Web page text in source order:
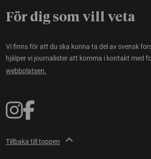
För dig som vill veta
Vi finns för att du ska kunna ta del av svensk
hjälper vi journalister att komma i kontakt med
webbplatsen.
Tillbaka till toppen